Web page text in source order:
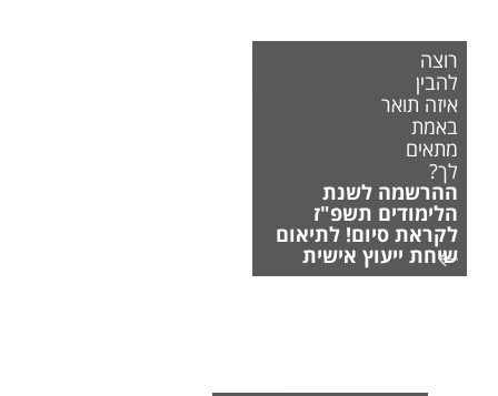
רוצה
להבין
איזה תואר
באמת
מתאים
לך?
ההרשמה לשנת
הלימודים תשפ"ז
לקראת סיום! לתיאום
שיחת ייעוץ אישית